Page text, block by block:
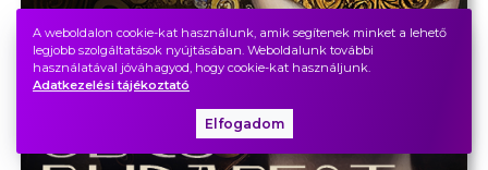
A weboldalon cookie-kat használunk, amik segítenek minket a lehető
legjobb szolgáltatások nyújtásában. Weboldalunk további
használatával jóváhagyod, hogy cookie-kat használjunk.
Adatkezelési tájékoztató
Elfogadom